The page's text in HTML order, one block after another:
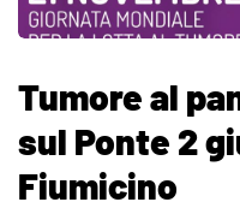
Tumore al
sul Ponte 2
Fiumicino